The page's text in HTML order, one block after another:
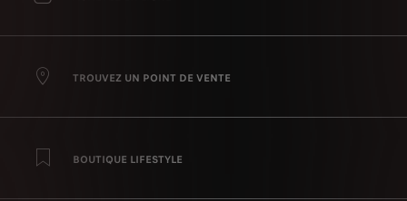
TROUVEZ UN POINT DE VENTE
BOUTIQUE LIFESTYLE